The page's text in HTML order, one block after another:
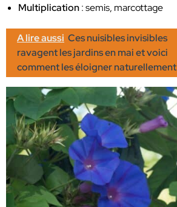
Multiplication: semis, marcottage
A lire aussi Ces nuisibles invisibles
ravagent les jardins en mai et voici
comment les éloigner naturellement